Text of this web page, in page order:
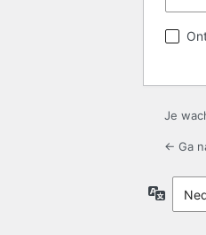
Je
← Ga
Taal